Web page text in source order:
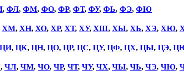
, ФЛ, ФМ, ФО, ФР, ФТ, ФУ, ФЬ, ФЭ, ФЮ
ХМ, ХН, ХО, ХР, ХТ, ХУ, ХШ, ХЫ, ХЬ, ХЭ, ХЮ,
ЦИ, ЦК, ЦН, ЦО, ЦР, ЦС, ЦУ, ЦФ, ЦХ, ЦЫ, ЦЭ,
, ЧЛ, ЧМ, ЧО, ЧР, ЧТ, ЧУ, ЧХ, ЧЫ, ЧЬ, ЧЭ, ЧЮ,